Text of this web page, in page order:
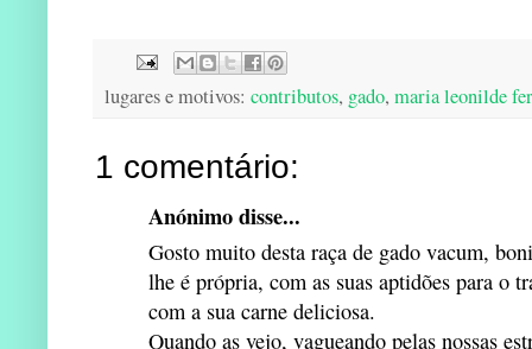
lugares e motivos: contributos, gado, maria leonilde
1 comentário:
Anónimo disse...
Gosto muito desta raça de gado vacum,
lhe é própria, com as suas aptidões para o
com a sua carne deliciosa.
Quando as vejo, vagueando pelas nossas